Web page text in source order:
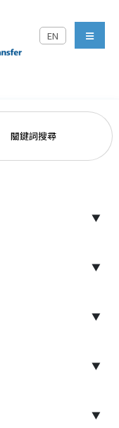
轉處對
EN
menu
關鍵詞搜尋
▼
▼
▼
▼
▼